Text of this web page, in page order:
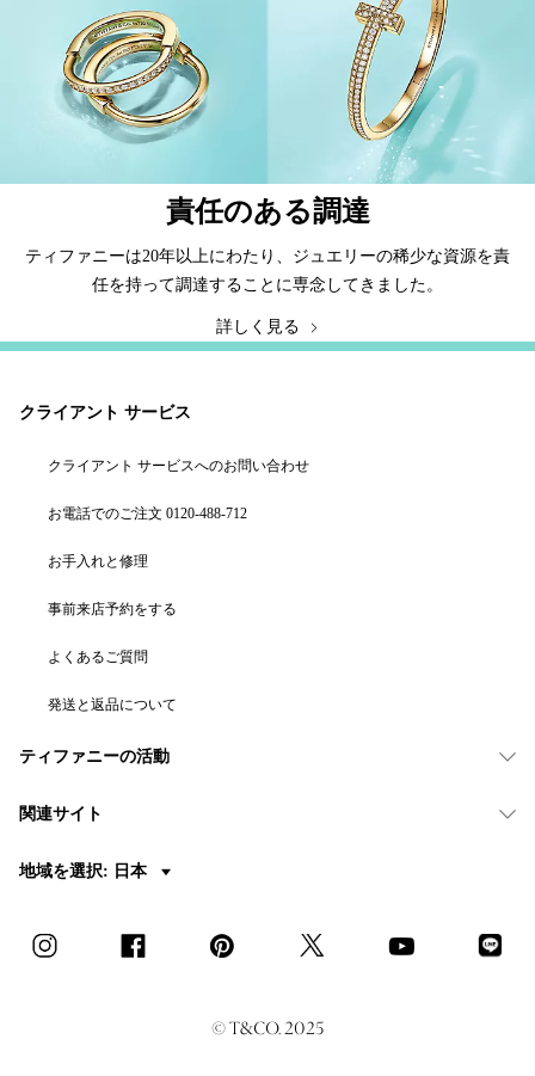
責任のある調達
ティファニーは20年以上にわたり、ジュエリーの稀少な資源を責
任を持って調達することに専念してきました。
詳しく見る
クライアント サービス
クライアント サービスへのお問い合わせ
お電話でのご注文 0120-488-712
お手入れと修理
事前来店予約をする
よくあるご質問
発送と返品について
ティファニーの活動
関連サイト
地域を選択: 日本
© T&CO. 2025